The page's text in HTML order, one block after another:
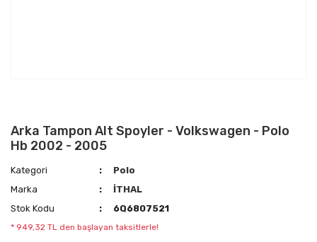
Arka Tampon Alt Spoyler - Volkswagen - Polo
Hb 2002 - 2005
Kategori
Polo
Marka
İTHAL
Stok Kodu
6Q6807521
* 949,32 TL den başlayan taksitlerle!